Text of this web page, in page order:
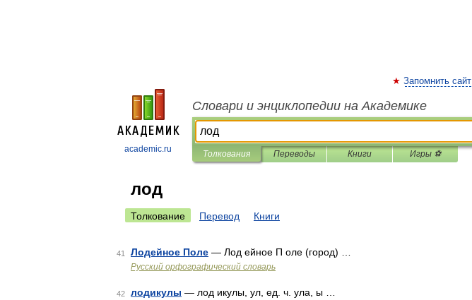
academic.ru
Запомнить сайт
Словари и энциклопедии на Академике
Толкования Переводы Книги Игры ⚽
лод
Толкование Перевод Книги
41 Лодейное Поле — Лод ейное П оле (город) …
Русский орфографический словарь
42 лодикулы — лод икулы, ул, ед. ч. ула, ы …